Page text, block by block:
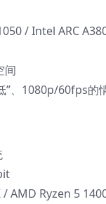
/ Intel ARC
间
”、1080p/60fps的
AMD Ryzen 5